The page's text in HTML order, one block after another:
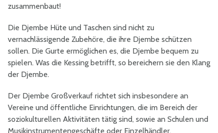
zusammenbaut!
Die Djembe Hüte und Taschen sind nicht zu
vernachlässigende Zubehöre, die ihre Djembe schützen
sollen. Die Gurte ermöglichen es, die Djembe bequem zu
spielen. Was die Kessing betrifft, so bereichern sie den Klang
der Djembe.
Der Djembe Großverkauf richtet sich insbesondere an
Vereine und öffentliche Einrichtungen, die im Bereich der
soziokulturellen Aktivitäten tätig sind, sowie an Schulen und
Musikinstrumentengeschäfte oder Einzelhändler.